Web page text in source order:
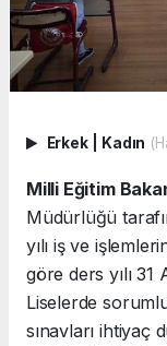
Erkek Kadın
Milli Eğitim
Müdürlüğü
yılı iş ve
göre ders yılı
Liselerde
sınavları ihtiyaç